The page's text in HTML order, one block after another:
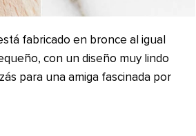
fabricado en bronce al igual
con un diseño muy lindo
para una amiga fascinada por